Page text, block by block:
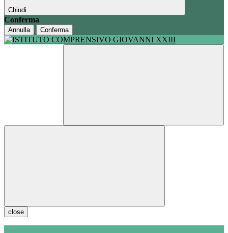
Chiudi
Conferma
Annulla Conferma
close